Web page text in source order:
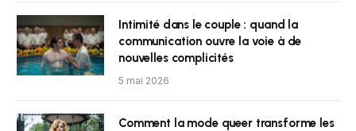
Intimité dans le couple : quand la
communication ouvre la voie à de
nouvelles complicités
5 mai 2026
Comment la mode queer transforme les